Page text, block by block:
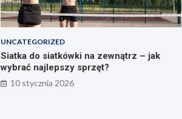
UNCATEGORIZED
Siatka do siatkówki na zewnątrz – jak
wybrać najlepszy sprzęt?
10 stycznia 2026